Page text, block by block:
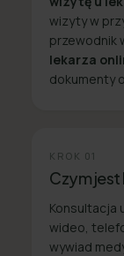
wizyty w
przewodnik
lekarza
dokumenty
KROK 01
Czym jest
Konsultacja
wideo,
wywiad